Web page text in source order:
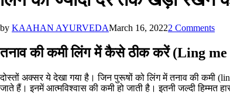
by KAAHAN AYURVEDAMarch 16, 20222 Commentson
तक
खड़ा
तनाव की कमी लिंग में कैसे ठीक करें (Ling
दोस्तों अक्सर ये देखा गया है। जिन पुरूषों को लिंग में तनाव की कमी
जाते हैं। इनमें आत्मविश्वास की कमी हो जाती है। इतनी जल्दी